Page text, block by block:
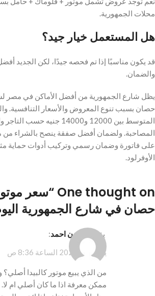
محلات الجمهورية.
هل المستعمل خيار جيد؟
قد يكون مناسبًا إذا تم فحصه جيدًا، لكن الجديد
والضمان.
حصان بسبب تنوع المعروض والأسعار التنافسية.
المتوسط بين 12000 و14000
المصاحبة. ولضمان أفضل صفقة ينصح بالشراء من
على فاتورة وضمان رسمي وتركيب أدوات حماية
الأوفرلود.
One thought on “
حصان في شارع الجمهورية اليوم
يقول مامون احمد:
يوليو 14, 2026 الساعة 8:36 ص
من الذي يبيع موتور كالبيدا أصلي؟
ممكن معرفة اذا ما كان أصلي ام لا.